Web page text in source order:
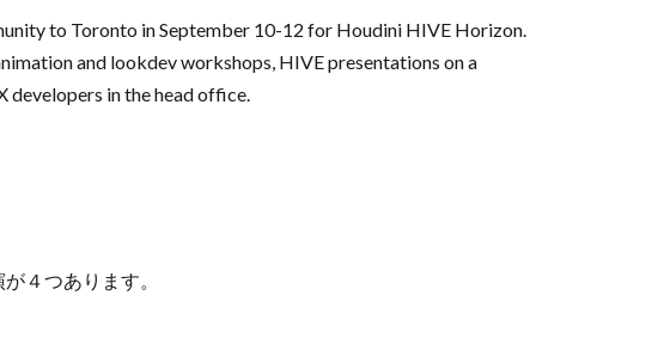
to Toronto in September 10-12 for Houdini HIVE Horizon.
and lookdev workshops, HIVE presentations on a
developers in the head office.
４つあります。